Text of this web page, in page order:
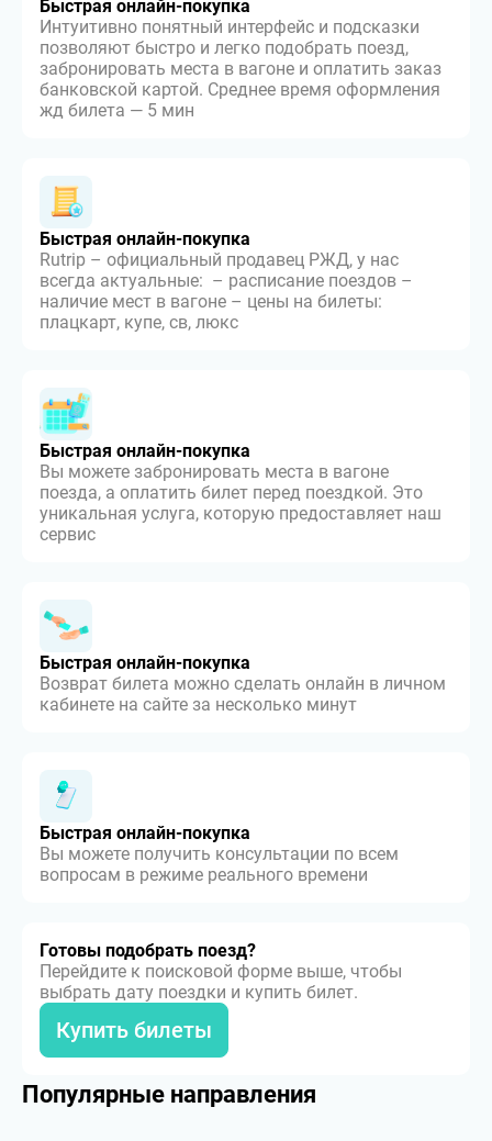
Быстрая онлайн-покупка
Интуитивно понятный интерфейс и подсказки
позволяют быстро и легко подобрать поезд,
забронировать места в вагоне и оплатить заказ
банковской картой. Среднее время оформления
жд билета — 5 мин
Быстрая онлайн-покупка
Rutrip – официальный продавец РЖД, у нас
всегда актуальные: – расписание поездов –
наличие мест в вагоне – цены на билеты:
плацкарт, купе, св, люкс
Быстрая онлайн-покупка
Вы можете забронировать места в вагоне
поезда, а оплатить билет перед поездкой. Это
уникальная услуга, которую предоставляет наш
сервис
Быстрая онлайн-покупка
Возврат билета можно сделать онлайн в личном
кабинете на сайте за несколько минут
Быстрая онлайн-покупка
Вы можете получить консультации по всем
вопросам в режиме реального времени
Готовы подобрать поезд?
Перейдите к поисковой форме выше, чтобы
выбрать дату поездки и купить билет.
Купить билеты
Популярные направления